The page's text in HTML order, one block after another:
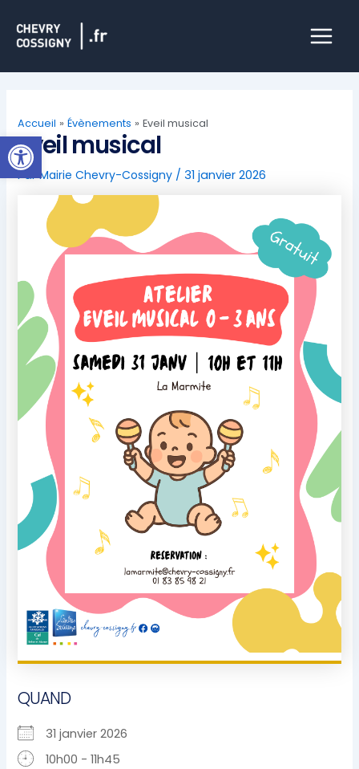
Ouvrir la barre d’outils
contenu
Menu
Accueil Évènements Eveil musical
Eveil musical
ParMairie Chevry-Cossigny / 31 janvier 2026
QUAND
31 janvier 2026
10h00 - 11h45